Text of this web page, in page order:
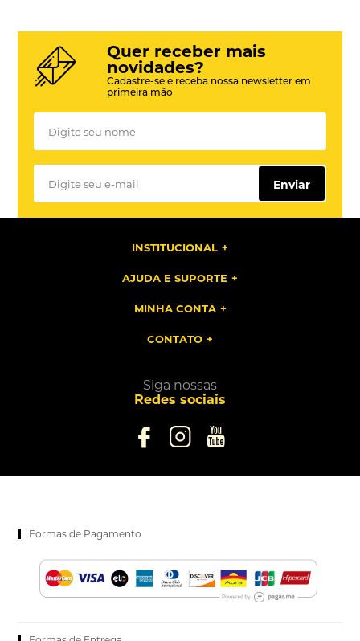
Quer receber mais
novidades?
Cadastre-se e receba nossa newsletter em
primeira mão
Enviar
INSTITUCIONAL
AJUDA E SUPORTE
MINHA CONTA
CONTATO
Siga nossas
Redes sociais
Formas de Pagamento